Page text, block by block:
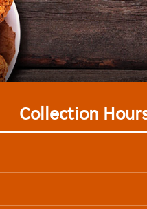
Collection